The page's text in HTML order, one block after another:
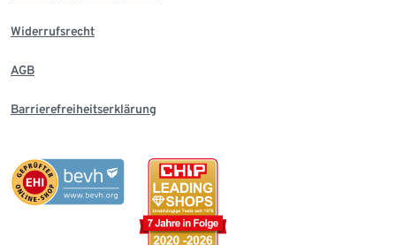
Widerrufsrecht
AGB
Barrierefreiheitserklärung